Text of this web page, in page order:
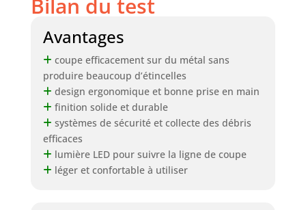
Bilan du test
Avantages
coupe efficacement sur du métal sans
produire beaucoup d’étincelles
design ergonomique et bonne prise en main
finition solide et durable
systèmes de sécurité et collecte des débris
efficaces
lumière LED pour suivre la ligne de coupe
léger et confortable à utiliser